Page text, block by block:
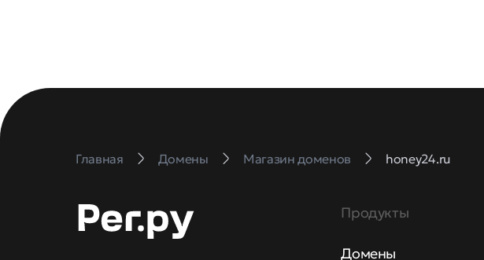
Главная Домены Магазин доменов honey24.ru
Продукты
Домены